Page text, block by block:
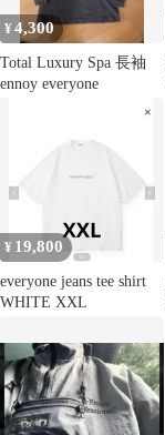
¥4,300
Total Luxury Spa 長袖
ennoy everyone
¥ 19,800
everyone jeans tee shirt
WHITE XXL